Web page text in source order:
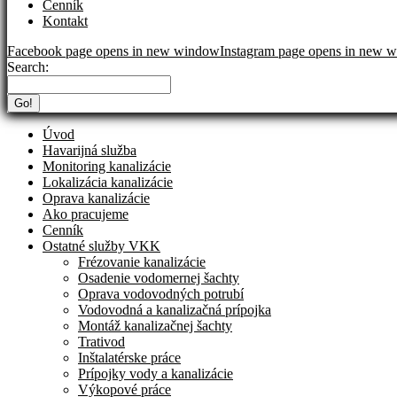
Cenník
Kontakt
Facebook page opens in new windowInstagram page opens in new
Search:
Úvod
Havarijná služba
Monitoring kanalizácie
Lokalizácia kanalizácie
Oprava kanalizácie
Ako pracujeme
Cenník
Ostatné služby VKK
Frézovanie kanalizácie
Osadenie vodomernej šachty
Oprava vodovodných potrubí
Vodovodná a kanalizačná prípojka
Montáž kanalizačnej šachty
Trativod
Inštalatérske práce
Prípojky vody a kanalizácie
Výkopové práce